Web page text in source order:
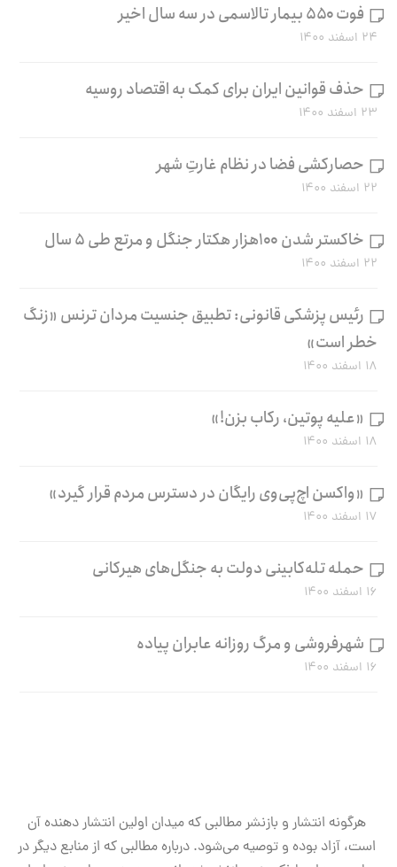
فوت ۵۵۰ بیمار تالاسمی در سه سال اخیر
۲۴ اسفند ۱۴۰۰
حذف قوانین ایران برای کمک به اقتصاد روسیه
۲۳ اسفند ۱۴۰۰
حصارکشی فضا در نظام غارتِ شهر
۲۲ اسفند ۱۴۰۰
خاکستر شدن ۱۰۰هزار هکتار جنگل و مرتع طی ۵ سال
۲۲ اسفند ۱۴۰۰
رئیس پزشکی قانونی: تطبیق جنسیت مردان ترنس «زنگ
خطر است»
۱۸ اسفند ۱۴۰۰
«علیه پوتین، رکاب بزن!»
۱۸ اسفند ۱۴۰۰
«واکسن اچ‌پی‌وی رایگان در دسترس مردم قرار گیرد»
۱۷ اسفند ۱۴۰۰
حمله تله‌کابینی دولت به جنگل‌های هیرکانی
۱۶ اسفند ۱۴۰۰
شهرفروشی و مرگ روزانه عابران پیاده
۱۶ اسفند ۱۴۰۰
هرگونه انتشار و بازنشر مطالبی که میدان اولین انتشار دهنده آن
است، آزاد بوده و توصیه می‌شود. درباره مطالبی که از منابع دیگر در